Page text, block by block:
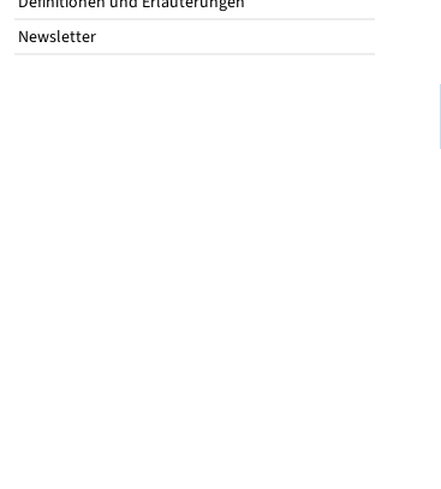
Newsletter